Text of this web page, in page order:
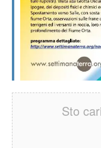
Sto